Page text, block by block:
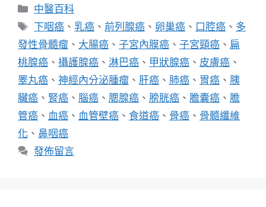
分
類
中醫百科
標
籤
下咽癌 、 乳癌 、前列腺癌 、 卵巢癌 、 口腔癌 、 多
發性骨髓瘤 、 大腸癌 、 子宮內膜癌 、 子宮頸癌 、 扁
桃腺癌 、 攝護腺癌 、 淋巴癌 、 甲狀腺癌 、 皮膚癌 、
睪丸癌 、 神經內分泌腫瘤 、 肝癌 、 肺癌 、 胃癌 、 胰
臟癌 、 腎癌 、 腦癌 、 腮腺癌 、 膀胱癌 、 膽囊癌 、 膽
管癌 、 血癌 、 血管壁癌 、 食道癌 、 骨癌 、 骨髓纖維
化 、 鼻咽癌
發佈留言